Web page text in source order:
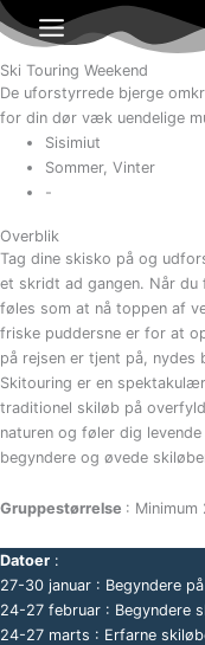
Gå
til
indholdet
Ski Touring Weekend
De uforstyrrede bjerge
for din dør væk uendelige
Sisimiut
Sommer, Vinter
-
Overblik
Tag dine skisko på og
et skridt ad gangen. Når
føles som at nå toppen af
friske puddersne er for at
på rejsen er tjent på, nydes
Skitouring er en
traditionel skiløb på
naturen og føler dig
begyndere og øvede
Gruppestørrelse : Minimum
Datoer :
27-30 januar : Begyndere
24-27 februar : Begyndere
24-27 marts : Erfarne
Måned